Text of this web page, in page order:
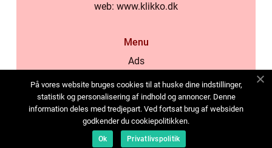
web: www.klikko.dk
Menu
Ads
Cookies
Contact
Sitemap
På vores website bruges cookies til at huske dine indstillinger,
statistik og personalisering af indhold og annoncer. Denne
information deles med tredjepart. Ved fortsat brug af websiden
godkender du cookiepolitikken.
Ok Privatlivspolitik